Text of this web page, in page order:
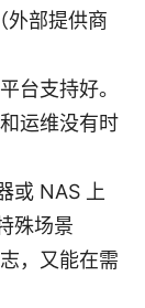
外部提供商
台支持好。
运维没有时
或 NAS 上
殊场景
，又能在需